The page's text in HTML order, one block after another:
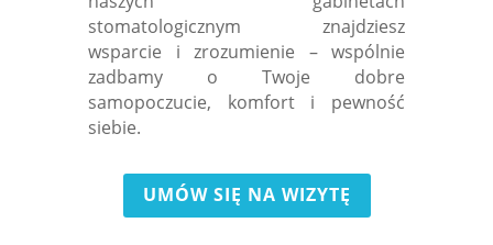
stomatologicznym znajdziesz
wsparcie i zrozumienie – wspólnie
zadbamy o Twoje dobre
samopoczucie, komfort i pewność
siebie.
UMÓW SIĘ NA WIZYTĘ